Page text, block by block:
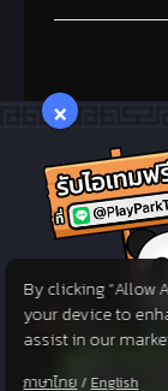
©2005. MGAME
By clicking “Allow
your device to
assist in our
ภาษาไทย / English
×